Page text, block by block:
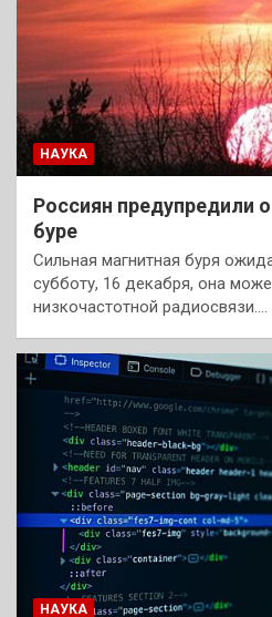
НАУКА
Россиян предупредили
буре
Сильная магнитная буря
субботу, 16 декабря, она
низкочастотной радиосвязи.…
НАУКА